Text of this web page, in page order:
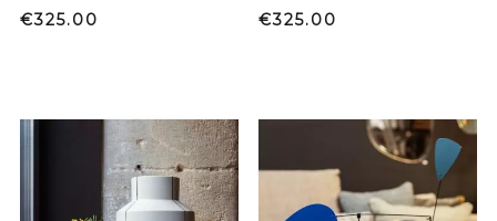
Price
€325.00
Price
€325.00